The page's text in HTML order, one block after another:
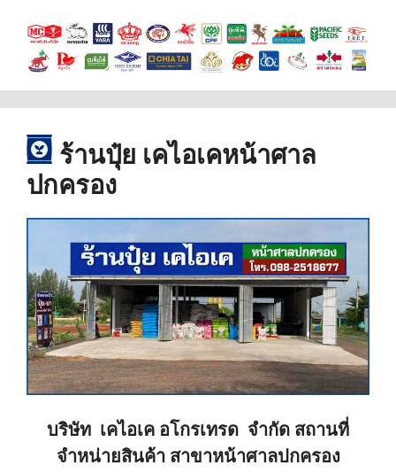
ร้านปุ๋ย เคไอเคหน้าศาล
ปกครอง
บริษัท เคไอเค อโกรเทรด จำกัด สถานที่
จำหน่ายสินค้า สาขาหน้าศาลปกครอง